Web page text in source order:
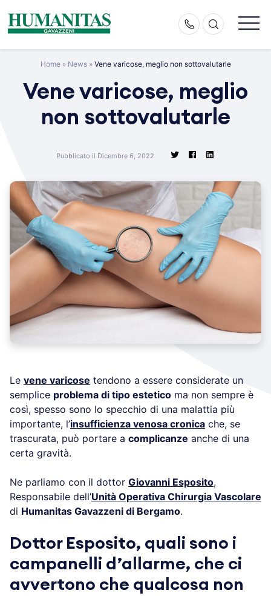
content
Home» News» Vene varicose, meglio non sottovalutarle
Vene varicose, meglio
non sottovalutarle
Pubblicato il Dicembre 6, 2022
Le vene varicose tendono a essere considerate un
semplice problema di tipo estetico ma non sempre è
così, spesso sono lo specchio di una malattia più
importante, l’insufficienza venosa cronica che, se
trascurata, può portare a complicanze anche di una
certa gravità.
Ne parliamo con il dottor Giovanni Esposito,
Responsabile dell’Unità Operativa Chirurgia Vascolare
di Humanitas Gavazzeni di Bergamo.
Dottor Esposito, quali sono i
campanelli d’allarme, che ci
avvertono che qualcosa non